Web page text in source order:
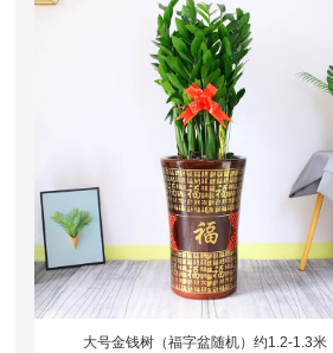
大号金钱树（福字盆随机）约1.2-1.3米